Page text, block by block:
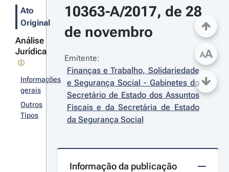
Ato
Original
Análise
Jurídica
Informações
gerais
Outros
Tipos
10363-A/2017, de 28
de novembro
Emitente:
Finanças e Trabalho, Solidariedade
e Segurança Social - Gabinetes do
Secretário de Estado dos Assuntos
Fiscais e da Secretária de Estado
da Segurança Social
Informação da publicação
AA